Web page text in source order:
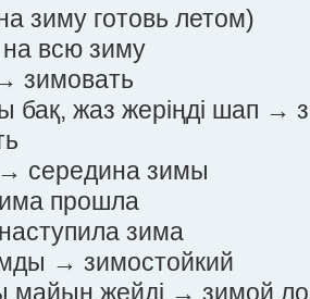
зиму готовь летом)
всю зиму
зимовать
бақ, жаз жеріңді шап →
середина зимы
прошла
зима
→ зимостойкий
майын жейді → зимой